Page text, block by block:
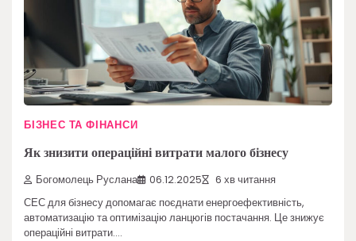
БІЗНЕС ТА ФІНАНСИ
Як знизити операційні витрати малого бізнесу
Богомолець Руслана 06.12.2025 6 хв читання
СЕС для бізнесу допомагає поєднати енергоефективність,
автоматизацію та оптимізацію ланцюгів постачання. Це знижує
операційні витрати.…